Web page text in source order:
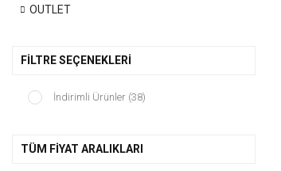
OUTLET
FILTRE SEÇENEKLERI
İndirimli Ürünler (38)
TÜM FIYAT ARALIKLARI